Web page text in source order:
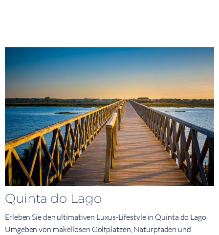
Quinta do Lago
Erleben Sie den ultimativen Luxus-Lifestyle in Quinta do Lago.
Umgeben von makellosen Golfplätzen, Naturpfaden und